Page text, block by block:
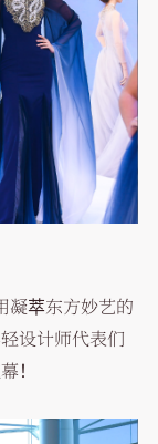
凝萃东方妙艺的
设计师代表们
！